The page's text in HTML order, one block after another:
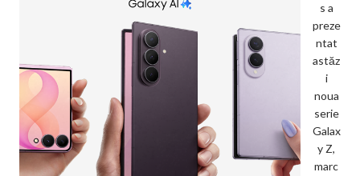
s a
preze
ntat
astăz
i
noua
serie
Galax
y Z,
marc